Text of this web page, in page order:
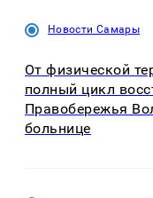
Новости Самары
От физической
полный цикл
Правобережья
больнице